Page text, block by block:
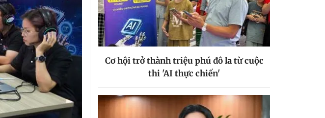
Cơ hội trở thành triệu phú đô la từ cuộc
thi 'AI thực chiến'